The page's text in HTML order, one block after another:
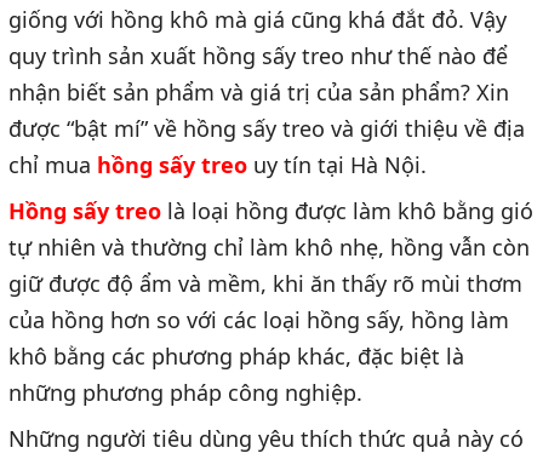
giống với hồng khô mà giá cũng khá đắt đỏ. Vậy
quy trình sản xuất hồng sấy treo như thế nào để
nhận biết sản phẩm và giá trị của sản phẩm? Xin
được “bật mí” về hồng sấy treo và giới thiệu về địa
chỉ mua hồng sấy treo uy tín tại Hà Nội.
Hồng sấy treo là loại hồng được làm khô bằng gió
tự nhiên và thường chỉ làm khô nhẹ, hồng vẫn còn
giữ được độ ẩm và mềm, khi ăn thấy rõ mùi thơm
của hồng hơn so với các loại hồng sấy, hồng làm
khô bằng các phương pháp khác, đặc biệt là
những phương pháp công nghiệp.
Những người tiêu dùng yêu thích thức quả này có